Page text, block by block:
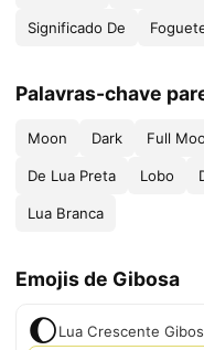
Significado De
Palavras-chave
Moon Dark Full
De Lua Preta Lobo
Lua Branca
Emojis de Gibosa
🌔Lua Crescente